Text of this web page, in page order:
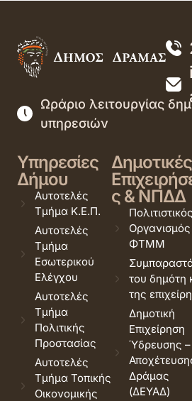
Ωράριο λειτουργίας
υπηρεσιών
Υπηρεσίες
Δήμου
Αυτοτελές
Τμήμα Κ.Ε.Π.
Αυτοτελές
Τμήμα
Εσωτερικού
Ελέγχου
Αυτοτελές
Τμήμα
Πολιτικής
Προστασίας
Αυτοτελές
Τμήμα Τοπικής
Οικονομικής
Δημοτικές
ς & ΝΠΔΔ
Πολιτιστικός
ΦΤΜΜ
του δημότη
της
Δημοτική
Επιχείρηση
Ύδρευσης –
Δράμας
(ΔΕΥΑΔ)